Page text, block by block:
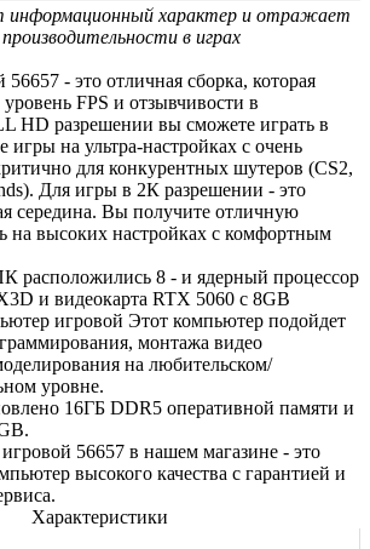
информационный характер и отражает
в играх
- это отличная сборка, которая
FPS и отзывчивости в
HD разрешении вы сможете играть в
на ультра-настройках с очень
для конкурентных шутеров (CS2,
Для игры в 2К разрешении - это
середина. Вы получите отличную
на высоких настройках с комфортным
расположились 8 - и ядерный процессор
и видеокарта RTX 5060 с 8GB
игровой Этот компьютер подойдет
монтажа видео
на любительском/
уровне.
16ГБ DDR5 оперативной памяти и
56657 в нашем магазине - это
высокого качества с гарантией и
Характеристики